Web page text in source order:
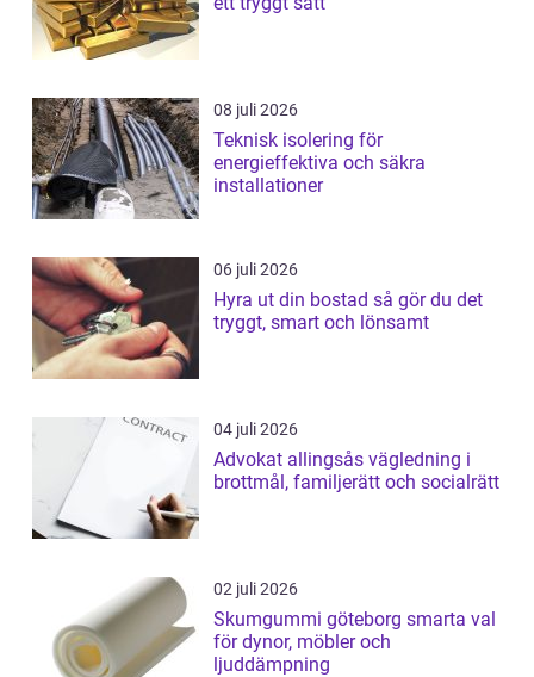
08 juli 2026
Teknisk isolering för
energieffektiva och säkra
installationer
06 juli 2026
Hyra ut din bostad så gör du det
tryggt, smart och lönsamt
04 juli 2026
Advokat allingsås vägledning i
brottmål, familjerätt och socialrätt
02 juli 2026
Skumgummi göteborg smarta val
för dynor, möbler och
ljuddämpning